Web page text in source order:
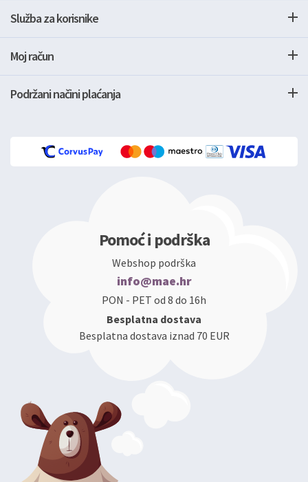
Služba za korisnike
Moj račun
Podržani načini plaćanja
Pomoć i podrška
Webshop podrška
info@mae.hr
PON - PET od 8 do 16h
Besplatna dostava
Besplatna dostava iznad 70 EUR